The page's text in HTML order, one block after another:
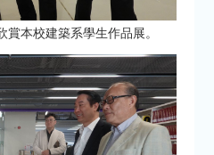
本校建築系學生作品展。